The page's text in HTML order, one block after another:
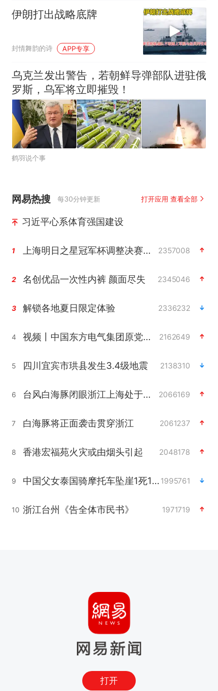
伊朗打出战略底牌
封情舞韵的诗 APP专享
乌克兰发出警告，若朝鲜导弹部队进驻俄
罗斯，乌军将立即摧毁！
鹤羽说个事
网易热搜 每30分钟更新 打开应用 查看全部
习近平心系体育强国建设
1 上海明日之星冠军杯调整决赛时间 2357008
2 名创优品一次性内裤 颜面尽失 2345046
3 解锁各地夏日限定体验 2336232
4 视频丨中国东方电气集团原党组副书记、董事宋致远被查 2162649
5 四川宜宾市珙县发生3.4级地震 2138310
6 台风白海豚闭眼浙江上海处于危险半圆 2066169
7 白海豚将正面袭击贯穿浙江 2061237
8 香港宏福苑火灾或由烟头引起 2048178
9 中国父女泰国骑摩托车坠崖1死1伤 1995761
10 浙江台州《告全体市民书》 1971719
打开